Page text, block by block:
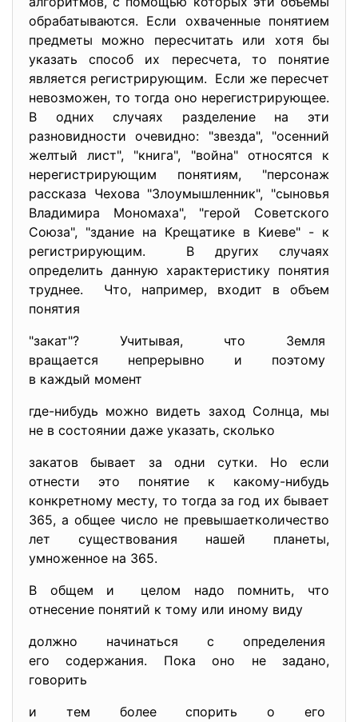
обрабатываются. Если охваченные понятием
предметы можно пересчитать или хотя бы
указать способ их пересчета, то понятие
является регистрирующим. Если же пересчет
невозможен, то тогда оно нерегистрирующее.
В одних случаях разделение на эти
разновидности очевидно: "звезда", "осенний
желтый лист", "книга", "война" относятся к
нерегистрирующим понятиям, "персонаж
рассказа Чехова "Злоумышленник", "сыновья
Владимира Мономаха", "герой Советского
Союза", "здание на Крещатике в Киеве" - к
регистрирующим. В других случаях
определить данную характеристику понятия
труднее. Что, например, входит в объем
понятия
"закат"? Учитывая, что Земля
вращается непрерывно и поэтому
в каждый момент
где-нибудь можно видеть заход Солнца, мы
не в состоянии даже указать, сколько
закатов бывает за одни сутки. Но если
отнести это понятие к какому-нибудь
конкретному месту, то тогда за год их бывает
365, а общее число не превышаетколичество
лет существования нашей планеты,
умноженное на 365.
В общем и целом надо помнить, что
отнесение понятий к тому или иному виду
должно начинаться с определения
его содержания. Пока оно не задано,
говорить
и тем более спорить о его